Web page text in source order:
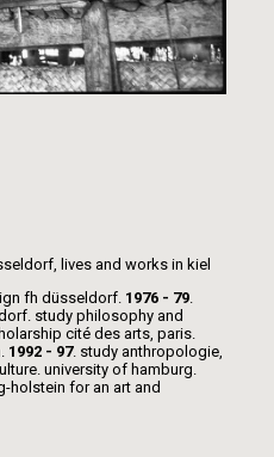
lives and works in kiel
fh düsseldorf. 1976 - 79
study philosophy and
cité des arts, paris.
1992 - 97. study anthropologie,
university of hamburg.
holstein for an art and